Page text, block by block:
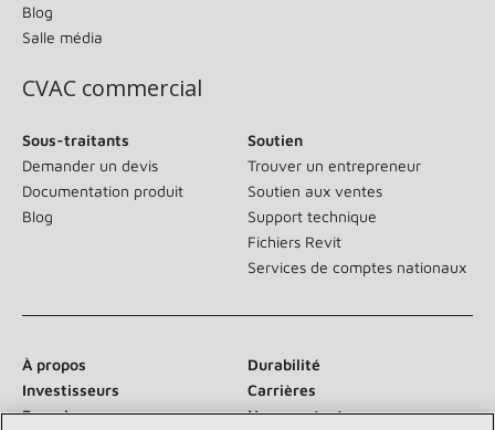
Blog
Salle média
CVAC commercial
Sous-traitants
Demander un devis
Documentation produit
Blog
Soutien
Trouver un entrepreneur
Soutien aux ventes
Support technique
Fichiers Revit
Services de comptes nationaux
À propos
Durabilité
Investisseurs
Carrières
Fournisseurs
Nous contacter